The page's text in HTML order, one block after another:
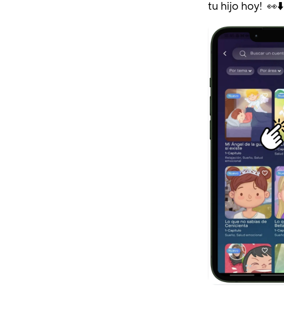
tu hijo hoy! 👀⬇️